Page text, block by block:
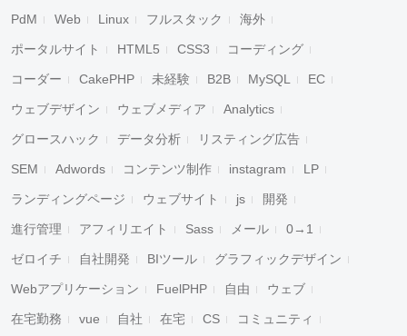
PdM Web Linux フルスタック 海外
ポータルサイト HTML5 CSS3 コーディング
コーダー CakePHP 未経験 B2B MySQL EC
ウェブデザイン ウェブメディア Analytics
グロースハック データ分析 リスティング広告
SEM Adwords コンテンツ制作 instagram LP
ランディングページ ウェブサイト js 開発
進行管理 アフィリエイト Sass メール 0→1
ゼロイチ 自社開発 BIツール グラフィックデザイン
Webアプリケーション FuelPHP 自由 ウェブ
在宅勤務 vue 自社 在宅 CS コミュニティ